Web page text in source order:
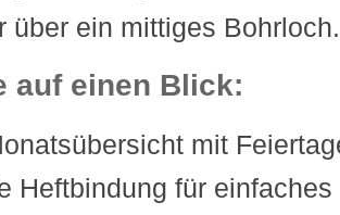
über ein mittiges Bohrloch.
auf einen Blick:
mit
Heftbindung für